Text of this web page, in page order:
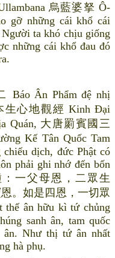
烏藍婆拏 Ô-
gỡ những cái khổ cái
ta khó chịu giống
những cái khổ đau đó
Ân Phẩm đệ nhị
生心地觀經 Kinh Đại
Quán, 大唐罽賓國三
Kế Tân Quốc Tam
dịch, đức Phật có
phải ghi nhớ đến bốn
一父母恩，二眾生
。如是四恩，一切眾
ân hữu kì tứ chủng
sanh ân, tam quốc
Như thị tứ ân nhất
hà phụ.